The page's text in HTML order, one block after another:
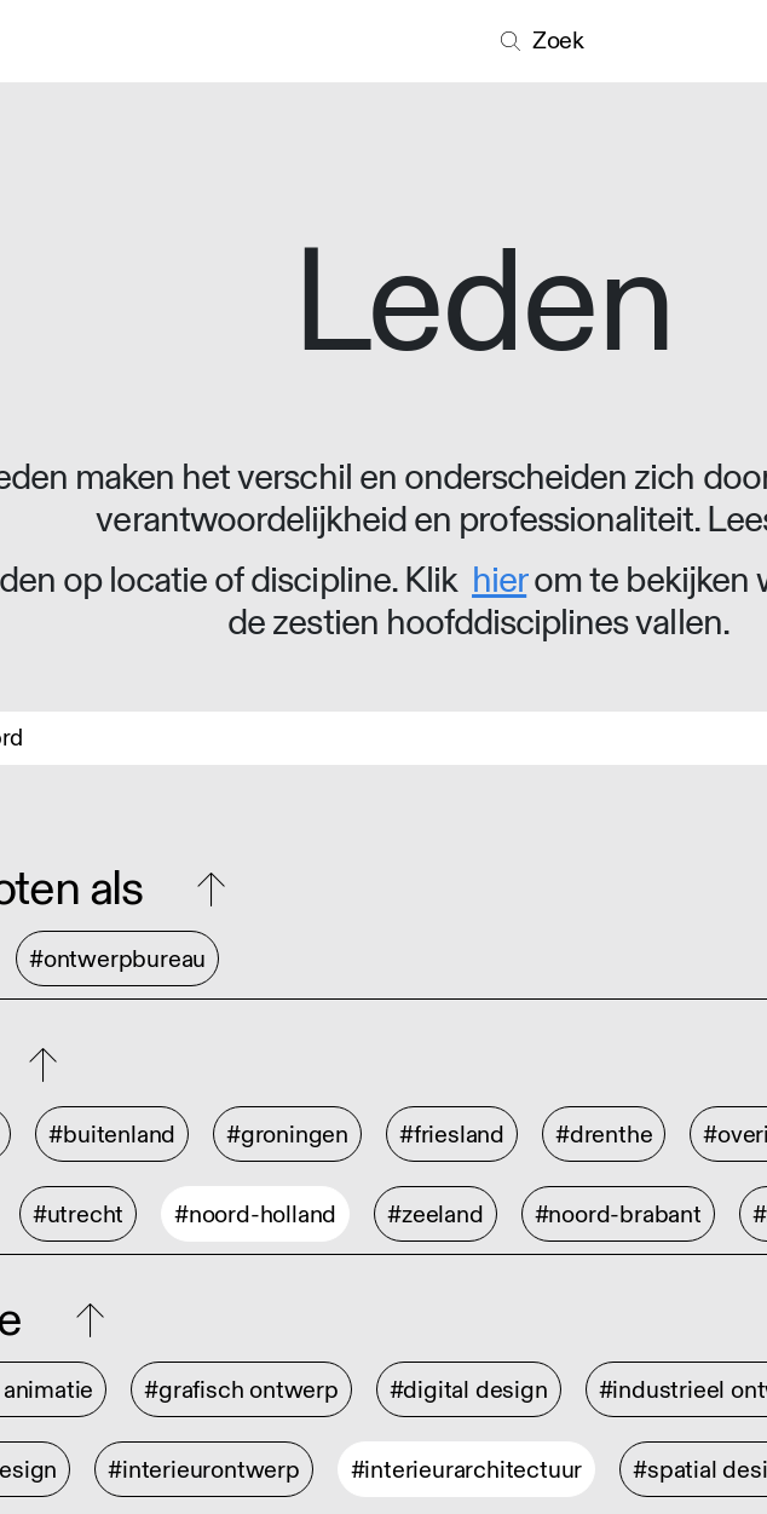
Zoek
Leden
maken het verschil en onderscheiden zich
verantwoordelijkheid en professionaliteit.
op locatie of discipline. Klik hierom te bekijken
de zestien hoofddisciplines vallen.
als
#ontwerpbureau
#buitenland #groningen #friesland #drenthe
#utrecht #noord-holland #zeeland #noord-brabant
#grafisch ontwerp #digital design #industrieel
#interieurontwerp #interieurarchitectuur #spatial